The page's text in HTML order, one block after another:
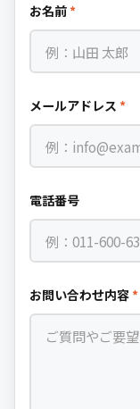
お名前*
メールアドレス *
電話番号
お問い合わせ内容*